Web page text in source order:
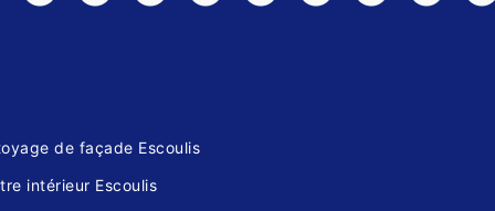
de façade Escoulis
intérieur Escoulis